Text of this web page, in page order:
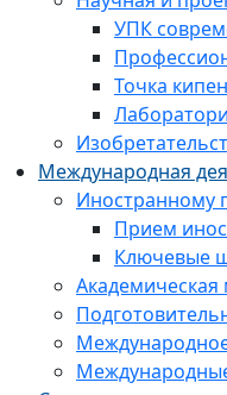
УПК
Точка
Международная
Иностранному
Прием
Ключевые